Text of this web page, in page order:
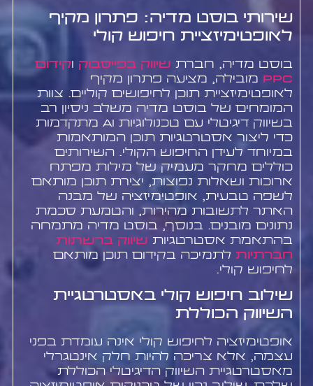
שירותי בוסט מדיה: פתרון מקיף
לאופטימיזציית חיפוש קולי
בוסט מדיה, חברת שיווק בפייסבוק וקידום
PPC מובילה, מציעה פתרון מקיף
לאופטימיזציית תוכן לחיפושים קוליים. צוות
המומחים של בוסט מדיה משלב ניסיון רב
בשיווק דיגיטלי עם טכנולוגיות AI מתקדמות
כדי ליצור אסטרטגיות תוכן המותאמות
במיוחד לעידן החיפוש הקולי. השירותים
כוללים מחקר מעמיק של מילות מפתח
ארוכות ושאלות נפוצות, יצירת תוכן מותאם
לשפה טבעית, אופטימיזציה של מבנה
האתר לתשובות מהירות, והטמעת סכמת
נתונים מובנים. בנוסף, בוסט מדיה מתמחה
בהתאמת אסטרטגיות שיווק ברשתות
חברתיותלתמיכה בקידום תוכן מותאם
לחיפוש קולי.
שילוב חיפוש קולי באסטרטגיית
השיווק הכוללת
אופטימיזציה לחיפוש קולי אינה עומדת בפני
עצמה, אלא צריכה להיות חלק אינטגרלי
מאסטרטגיית השיווק הדיגיטלי הכוללת